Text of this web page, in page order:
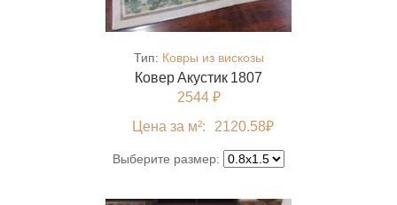
Тип: Ковры из вискозы
Ковер Акустик 1807
2544 ₽
Цена за м²:
2120.58₽
Выберите размер: